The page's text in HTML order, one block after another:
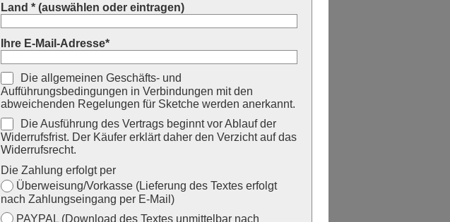
Land * (auswählen oder eintragen)
Ihre E-Mail-Adresse*
Die allgemeinen Geschäfts- und
Aufführungsbedingungen in Verbindungen mit den
abweichenden Regelungen für Sketche werden anerkannt.
Die Ausführung des Vertrags beginnt vor Ablauf der
Widerrufsfrist. Der Käufer erklärt daher den Verzicht auf das
Widerrufsrecht.
Die Zahlung erfolgt per
Überweisung/Vorkasse (Lieferung des Textes erfolgt
nach Zahlungseingang per E-Mail)
PAYPAL (Download des Textes unmittelbar nach